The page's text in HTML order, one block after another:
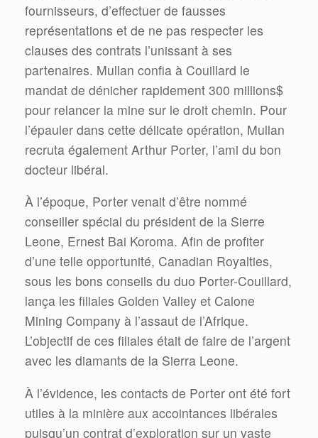
fournisseurs, d’effectuer de fausses
représentations et de ne pas respecter les
clauses des contrats l’unissant à ses
partenaires. Mullan confia à Couillard le
mandat de dénicher rapidement 300 millions$
pour relancer la mine sur le droit chemin. Pour
l’épauler dans cette délicate opération, Mullan
recruta également Arthur Porter, l’ami du bon
docteur libéral.
À l’époque, Porter venait d’être nommé
conseiller spécial du président de la Sierre
Leone, Ernest Bai Koroma. Afin de profiter
d’une telle opportunité, Canadian Royalties,
sous les bons conseils du duo Porter-Couillard,
lança les filiales Golden Valley et Calone
Mining Company à l’assaut de l’Afrique.
L’objectif de ces filiales était de faire de l’argent
avec les diamants de la Sierra Leone.
À l’évidence, les contacts de Porter ont été fort
utiles à la minière aux accointances libérales
puisqu’un contrat d’exploration sur un vaste